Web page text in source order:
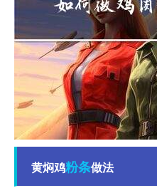
黄焖鸡粉条做法